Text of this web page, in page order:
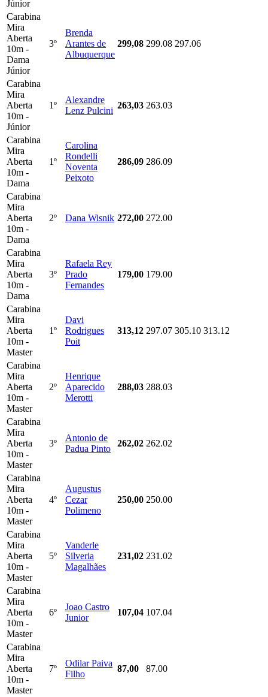
Júnior
Carabina
Mira
Aberta
10m -
Dama
Júnior
3º
Brenda
Arantes de
Albuquerque
299,08 299.08 297.06
Carabina
Mira
Aberta
10m -
Júnior
1º
Alexandre
Lenz Pulcini
263,03 263.03
Carabina
Mira
Aberta
10m -
Dama
1º
Carolina
Rondelli
Noventa
Peixoto
286,09 286.09
Carabina
Mira
Aberta
10m -
Dama
2º Dana Wisnik 272,00 272.00
Carabina
Mira
Aberta
10m -
Dama
3º
Rafaela Rey
Prado
Fernandes
179,00 179.00
Carabina
Mira
Aberta
10m -
Master
1º
Davi
Rodrigues
Poit
313,12 297.07 305.10 313.12
Carabina
Mira
Aberta
10m -
Master
2º
Henrique
Aparecido
Merotti
288,03 288.03
Carabina
Mira
Aberta
10m -
Master
3º
Antonio de
Padua Pinto
262,02 262.02
Carabina
Mira
Aberta
10m -
Master
4º
Augustus
Cezar
Polimeno
250,00 250.00
Carabina
Mira
Aberta
10m -
Master
5º
Vanderle
Silveria
Magalhães
231,02 231.02
Carabina
Mira
Aberta
10m -
Master
6º
Joao Castro
Junior
107,04 107.04
Carabina
Mira
Aberta
10m -
Master
7º
Odilar Paiva
Filho
87,00 87.00